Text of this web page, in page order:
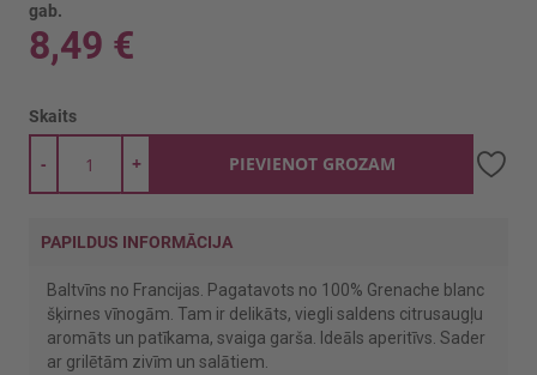
gab.
8,49 €
Skaits
+
- PIEVIENOT GROZAM
PAPILDUS INFORMĀCIJA
Baltvīns no Francijas. Pagatavots no 100% Grenache blanc
šķirnes vīnogām. Tam ir delikāts, viegli saldens citrusaugļu
aromāts un patīkama, svaiga garša. Ideāls aperitīvs. Sader
ar grilētām zivīm un salātiem.